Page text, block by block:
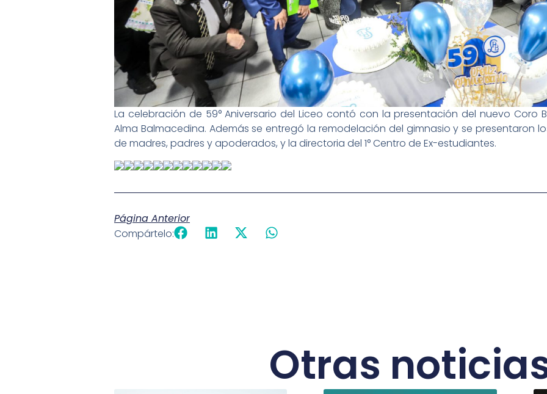
La celebración de 59° Aniversario del Liceo contó con la presentación del nuevo Coro
Alma Balmacedina. Además se entregó la remodelación del gimnasio y se presentaron
de madres, padres y apoderados, y la directoria del 1° Centro de Ex-estudiantes.
Página Anterior
Compártelo:
Otras